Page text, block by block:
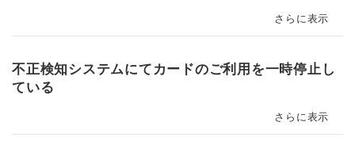
さらに表示
不正検知システムにてカードのご利用を一時停止し
ている
さらに表示